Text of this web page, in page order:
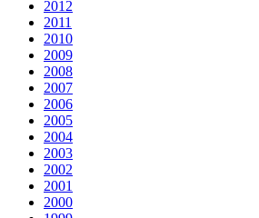
2012
2011
2010
2009
2008
2007
2006
2005
2004
2003
2002
2001
2000